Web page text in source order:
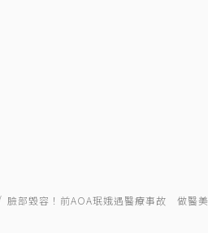
臉部毀容！前AOA珉娥遇醫療事故 做醫美